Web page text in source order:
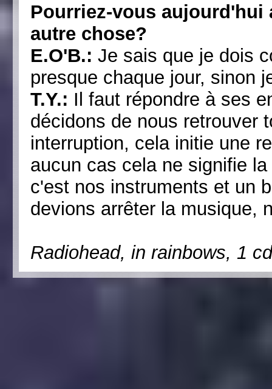
Pourriez-vous aujourd'hui
autre chose?
E.O'B.: Je sais que je dois
presque chaque jour, sinon
T.Y.: Il faut répondre à ses
décidons de nous retrouver
interruption, cela initie une
aucun cas cela ne signifie
c'est nos instruments et un
devions arrêter la musique,
Radiohead, in rainbows, 1